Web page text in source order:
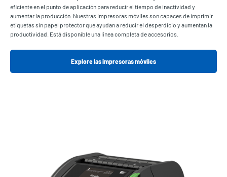
eficiente en el punto de aplicación para reducir el tiempo de inactividad y
aumentar la producción. Nuestras impresoras móviles son capaces de imprimir
etiquetas sin papel protector que ayudan a reducir el desperdicio y aumentan la
productividad. Está disponible una línea completa de accesorios.
Explore las impresoras móviles